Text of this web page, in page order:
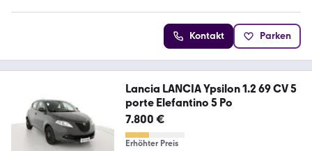
Kontakt Parken
Lancia LANCIA Ypsilon 1.2 69 CV 5
porte Elefantino 5 Po
7.800 €
Erhöhter Preis